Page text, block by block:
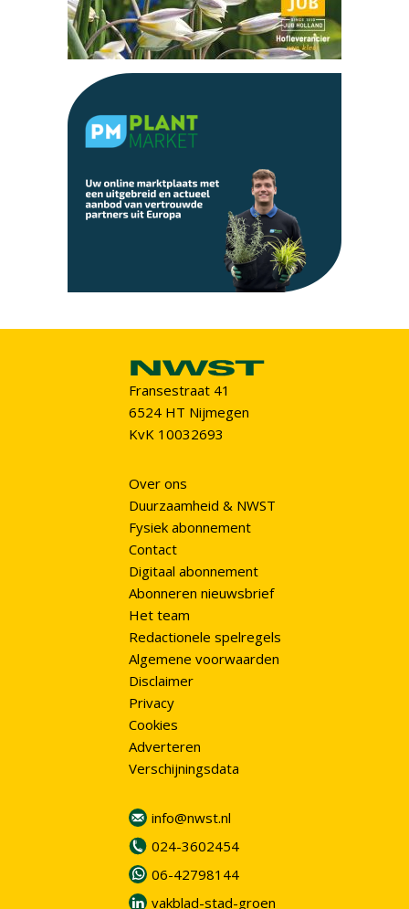
Fransestraat 41
6524 HT Nijmegen
KvK 10032693
Over ons
Duurzaamheid & NWST
Fysiek abonnement
Contact
Digitaal abonnement
Abonneren nieuwsbrief
Het team
Redactionele spelregels
Algemene voorwaarden
Disclaimer
Privacy
Cookies
Adverteren
Verschijningsdata
info@nwst.nl
024-3602454
06-42798144
vakblad-stad-groen